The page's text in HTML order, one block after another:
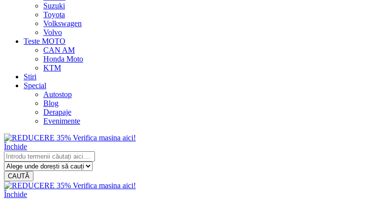
Suzuki
Toyota
Volkswagen
Volvo
Teste MOTO
CAN AM
Honda Moto
KTM
Stiri
Special
Autostop
Blog
Derapaje
Evenimente
Închide
CAUTĂ
Închide